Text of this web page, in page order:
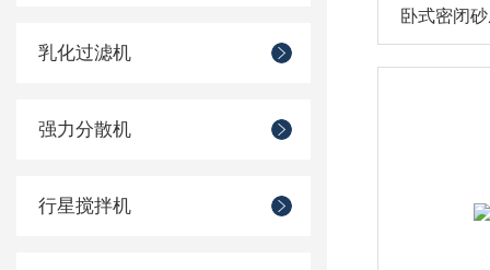
乳化过滤机
强力分散机
行星搅拌机
卧式密闭